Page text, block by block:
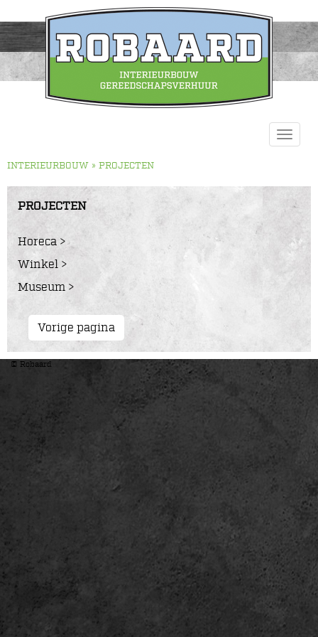
Toggle
INTERIEURBOUW » PROJECTEN
PROJECTEN
Horeca
Winkel
Museum
Vorige pagina
© Robaard